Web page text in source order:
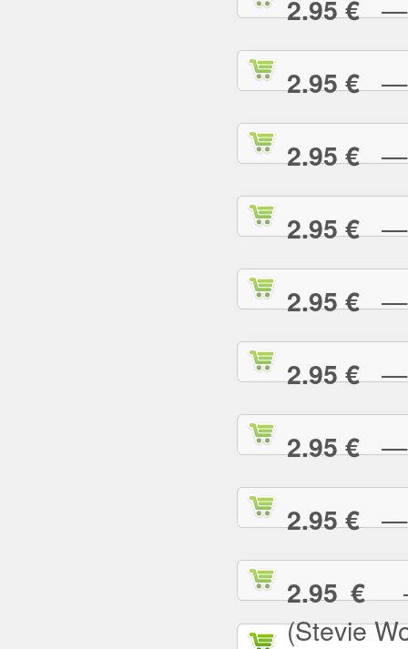
2.95 €—
2.95 €—
2.95 €—
2.95 €—
2.95 €—
2.95 €—
2.95 €—
2.95 €—
2.95 €—
(Stevie